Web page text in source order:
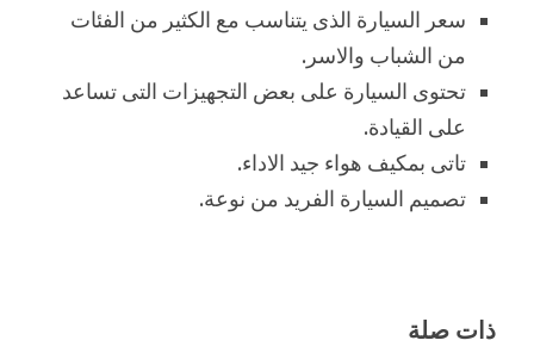
سعر السيارة الذى يتناسب مع الكثير من الفئات
من الشباب والاسر.
تحتوى السيارة على بعض التجهيزات التى تساعد
على القيادة.
تاتى بمكيف هواء جيد الاداء.
تصميم السيارة الفريد من نوعة.
ذات صلة